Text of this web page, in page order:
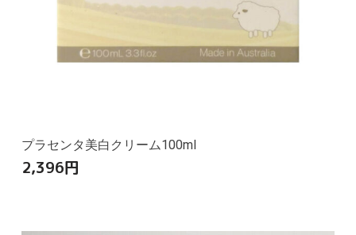
プラセンタ美白クリーム100ml
2,396円